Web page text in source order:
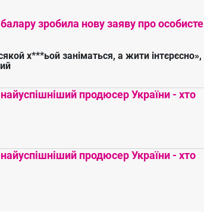
зробила нову заяву про особисте
х***ьой заніматься, а жити інтєрєсно»,
продюсер України - хто
продюсер України - хто